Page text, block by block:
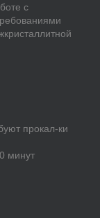
с
прокал-ки
минут